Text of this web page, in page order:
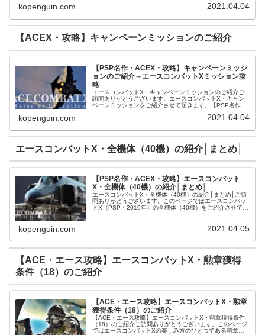
kopenguin.com 2021.04.04
【ACEX・攻略】キャンペーンミッションのご紹介
【PSP名作・ACEX・攻略】キャンペーンミッシ
ョンのご紹介～エースコンバットXミッション攻
略
エースコンバットX・キャンペーンミッションのご紹介ご
訪問ありがとうございます。エースコンバットX・キャン
ペーンミッションをご紹介させて頂きます。【PSP名作・
kopenguin.com 2021.04.04
エースコンバットX・全機体（40機）の紹介│まとめ│
【PSP名作・ACEX・攻略】エースコンバット
X・全機体（40機）の紹介│まとめ│
エースコンバットX・全機体（40機）の紹介│まとめ│ご訪
問ありがとうございます。このページではエースコンバッ
トX（PSP・2010年）の全機体（40機）をご紹介させて頂
kopenguin.com 2021.04.05
【ACE・エース攻略】エースコンバットX・勲章獲得
条件（18）のご紹介
【ACE・エース攻略】エースコンバットX・勲章
獲得条件（18）のご紹介
【ACE・エース攻略】エースコンバットX・勲章獲得条件
（18）のご紹介ご訪問ありがとうございます。このページ
ではエースコンバットXの楽しみ方のひとつである勲章